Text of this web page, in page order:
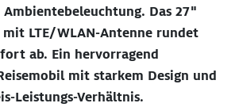
Das 27"
mit LTE/WLAN-Antenne rundet
ab. Ein hervorragend
mit starkem Design und
Leistungs-Verhältnis.